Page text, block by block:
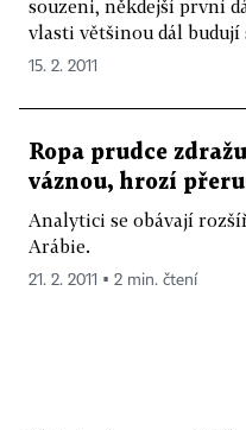
souzeni, někdejší první
vlasti většinou dál budují
15. 2. 2011
Ropa prudce
váznou, hrozí
Analytici se obávají
Arábie.
21. 2. 2011 ▪ 2 min. čtení